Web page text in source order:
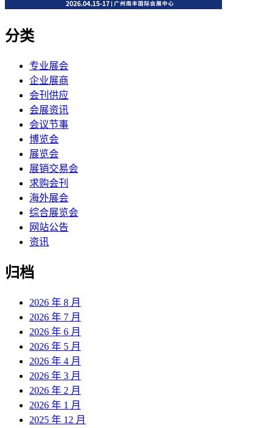
分类
专业展会
企业展商
会刊供应
会展资讯
会议节事
博览会
展览会
展销交易会
求购会刊
海外展会
综合展览会
网站公告
资讯
归档
2026 年 8 月
2026 年 7 月
2026 年 6 月
2026 年 5 月
2026 年 4 月
2026 年 3 月
2026 年 2 月
2026 年 1 月
2025 年 12 月